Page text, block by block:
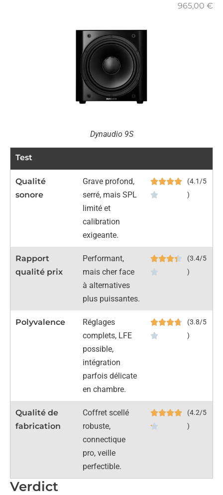
965,00 €
Dynaudio 9S
Test
Qualité
sonore
Grave profond,
serré, mais SPL
limité et
calibration
exigeante.
(4.1/5
)
Rapport
qualité prix
Performant,
mais cher face
à alternatives
plus puissantes.
(3.4/5
)
Polyvalence
Réglages
complets, LFE
possible,
intégration
parfois délicate
en chambre.
(3.8/5
)
Qualité de
fabrication
Coffret scellé
robuste,
connectique
pro, veille
perfectible.
(4.2/5
)
Verdict